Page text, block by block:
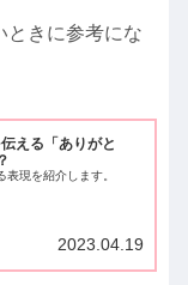
ときに参考にな
える「ありがと
現を紹介します。
2023.04.19